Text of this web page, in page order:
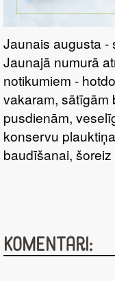
Jaunais augusta -
Jaunajā numurā
notikumiem -
vakaram, sātīgām
pusdienām,
konservu
baudīšanai,
Komentāri: